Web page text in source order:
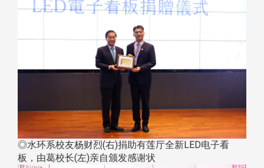
◎水环系校友杨财烈(右)捐助有莲厅全新LED电子看
板，由葛校长(左)亲自颁发感谢状